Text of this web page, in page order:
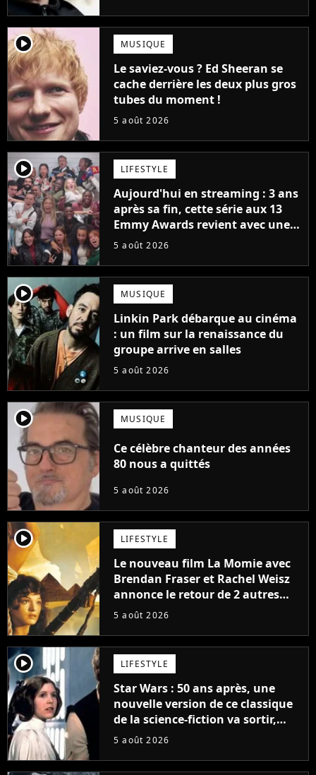
player2 MUSIQUE
Le saviez-vous ? Ed Sheeran se
cache derrière les deux plus gros
tubes du moment !
5 août 2026
player2 LIFESTYLE
Aujourd'hui en streaming : 3 ans
après sa fin, cette série aux 13
Emmy Awards revient avec une
suite... totalement différente
5 août 2026
player2 MUSIQUE
Linkin Park débarque au cinéma
: un film sur la renaissance du
groupe arrive en salles
5 août 2026
player2 MUSIQUE
Ce célèbre chanteur des années
80 nous a quittés
5 août 2026
player2 LIFESTYLE
Le nouveau film La Momie avec
Brendan Fraser et Rachel Weisz
annonce le retour de 2 autres
personnages emblématiques de
5 août 2026
player2 LIFESTYLE
Star Wars : 50 ans après, une
nouvelle version de ce classique
de la science-fiction va sortir,
mais on ne la verra jamais en
5 août 2026